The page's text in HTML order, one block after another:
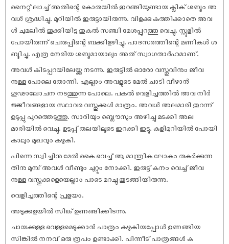
നൈറ്റ് ലാച്ച് അതിന്റെ കൊതയിൽ ഇറങ്ങിയുണ്ടായ ക്ലിക് ശബ്ദം അ
വൾ ശ്രദ്ധിച്ചു. മുറിയിൽ ഇരുട്ടായിരുന്നു. വിളക്കു കത്തിക്കാതെ അവ
ൾ ചുമലിൽ തൂക്കിയിട്ട തുകൽ സഞ്ചി മേശപ്പുറത്തു വെച്ചു. സ്റ്റൂളിൽ
പോയിരുന്ന് ചെരുപ്പിന്റെ ബക്കിളഴിച്ചു. പാദസരത്തിന്റെ മണികൾ ശ
ബ്ദിച്ചു. എത്ര നേരിയ ശബ്ദമായാലും അത് സ്വാഗതാർഹമാണ്.
അവൾ കിടപ്പറയിലേയ്ക്കു നടന്നു. ഇരുട്ടിൽ ഓരോ വസ്തുവിനും ജീവ
നുള്ള പോലെ തോന്നി. എല്ലാം അവളുടെ മേൽ ചാടി വീഴാൻ
ഗൂഢാലോചന നടത്തുന്ന പോലെ. പകൽ വെളിച്ചത്തിൽ അവ നിർ
ജ്ജീവങ്ങളായ സ്ഥാവര വസ്തുക്കൾ മാത്രം. അവൾ അലമാരി തുറന്ന്
ഉടുപ്പു പുറത്തെടുത്തു. സാരിയും ബ്ലൌസും അഴിച്ചു മടക്കി അല
മാരിയിൽ വെച്ചു. ഉടുപ്പ് തലയിലൂടെ ഇറക്കി ഇട്ടു. കുളിമുറിയിൽ പോയി
കാലും മുഖവും കഴുകി.
പിന്നെ സ്വിച്ചിനു മേൽ കൈ വെച്ച് ആ മാന്ത്രിക ലോകം തകർക്കുന്ന
തിനു മുമ്പ് അവൾ വീണ്ടും ചുറ്റും നോക്കി. ഇരുട്ട് കനം വെച്ച് ജീവ
നുള്ള വസ്തുക്കളെയെല്ലാം പാടെ മറച്ചു തുടങ്ങിയിരുന്നു.
വെളിച്ചത്തിന്റെ പ്രളയം.
അടുക്കളയിൽ സിങ്ക് ഉണങ്ങിക്കിടന്നു.
ചായക്കുള്ള വെള്ളമെടുക്കാൻ പാത്രം കഴുകിയപ്പോൾ ഉണങ്ങിയ
സിങ്കിൽ നനവ് ഒരു രൂപം ഉണ്ടാക്കി. പിന്നീട് പാത്രങ്ങൾ ക